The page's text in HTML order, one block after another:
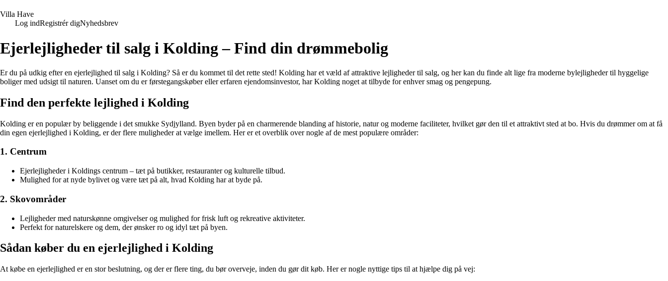
Villa Have
Log indRegistrér digNyhedsbrev
Ejerlejligheder til salg i Kolding – Find din drømmebolig
Er du på udkig efter en ejerlejlighed til salg i Kolding? Så er du kommet til det rette sted! Kolding har et væld af attraktive lejligheder til salg, og her kan du finde alt lige fra moderne bylejligheder til hyggelige
boliger med udsigt til naturen. Uanset om du er førstegangskøber eller erfaren ejendomsinvestor, har Kolding noget at tilbyde for enhver smag og pengepung.
Find den perfekte lejlighed i Kolding
Kolding er en populær by beliggende i det smukke Sydjylland. Byen byder på en charmerende blanding af historie, natur og moderne faciliteter, hvilket gør den til et attraktivt sted at bo. Hvis du drømmer om at få
din egen ejerlejlighed i Kolding, er der flere muligheder at vælge imellem. Her er et overblik over nogle af de mest populære områder:
1. Centrum
Ejerlejligheder i Koldings centrum – tæt på butikker, restauranter og kulturelle tilbud.
Mulighed for at nyde bylivet og være tæt på alt, hvad Kolding har at byde på.
2. Skovområder
Lejligheder med naturskønne omgivelser og mulighed for frisk luft og rekreative aktiviteter.
Perfekt for naturelskere og dem, der ønsker ro og idyl tæt på byen.
Sådan køber du en ejerlejlighed i Kolding
At købe en ejerlejlighed er en stor beslutning, og der er flere ting, du bør overveje, inden du gør dit køb. Her er nogle nyttige tips til at hjælpe dig på vej: